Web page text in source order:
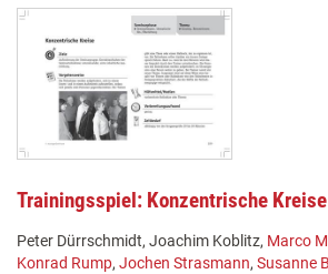
Trainingsspiel: Konzentrische Kreise
Peter Dürrschmidt, Joachim Koblitz, Marco
Konrad Rump, Jochen Strasmann, Susanne